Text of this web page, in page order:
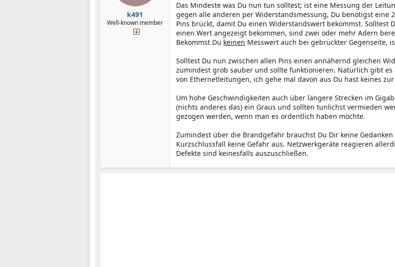
k491
Well-known member
Das Mindeste was Du nun tun solltest; ist eine Messung der
gegen alle anderen per Widerstandsmessung, Du benötigst eine
Pins brückt, damit Du einen Widerstandswert bekommst. Solltest
einen Wert angezeigt bekommen, sind zwei oder mehr Adern
Bekommst Du keinen Messwert auch bei gebrückter Gegenseite,
Solltest Du nun zwischen allen Pins einen annähernd gleichen
zumindest grob sauber und sollte funktionieren. Natürlich gibt
von Ethernetleitungen, ich gehe mal davon aus Du hast keines
Um hohe Geschwindigkeiten auch über längere Strecken im
(nichts anderes das) ein Graus und sollten tunlichst vermieden
gezogen werden, wenn man es ordentlich haben möchte.
Zumindest über die Brandgefahr brauchst Du Dir keine
Kurzschlussfall keine Gefahr aus. Netzwerkgeräte reagieren
Defekte sind keinesfalls auszuschließen.